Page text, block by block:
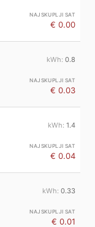
€ 0.00
0.8
€ 0.03
1.4
€ 0.04
0.33
€ 0.01